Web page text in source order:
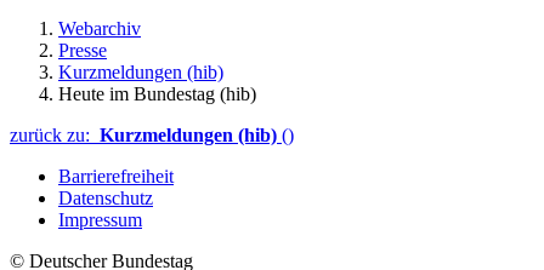
Webarchiv
Presse
Kurzmeldungen (hib)
Heute im Bundestag (hib)
zurück zu: Kurzmeldungen (hib) ()
Barrierefreiheit
Datenschutz
Impressum
© Deutscher Bundestag